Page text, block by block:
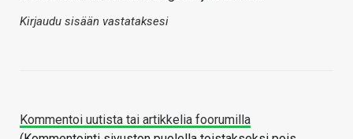
Kirjaudu sisään vastataksesi
Kommentoi uutista tai artikkelia foorumilla